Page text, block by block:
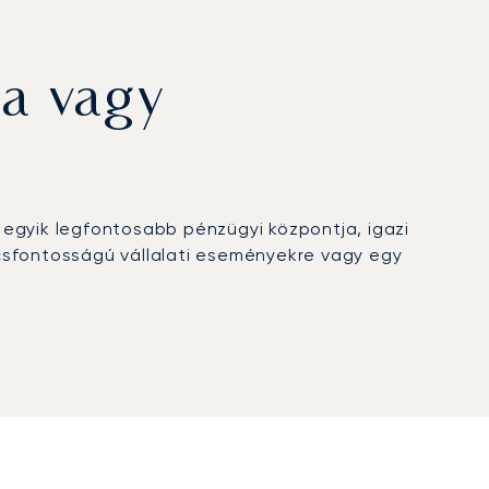
vagy
legfontosabb pénzügyi központja, igazi
vállalati eseményekre vagy egy
igazítjuk, így teljes utazási